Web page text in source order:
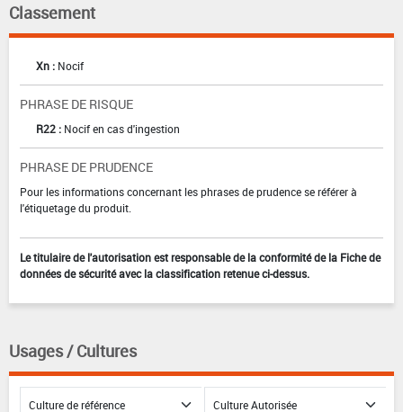
Classement
Xn : Nocif
PHRASE DE RISQUE
R22 : Nocif en cas d'ingestion
PHRASE DE PRUDENCE
Pour les informations concernant les phrases de prudence se référer à
l'étiquetage du produit.
Le titulaire de l'autorisation est responsable de la conformité de la Fiche de
données de sécurité avec la classification retenue ci-dessus.
Usages / Cultures